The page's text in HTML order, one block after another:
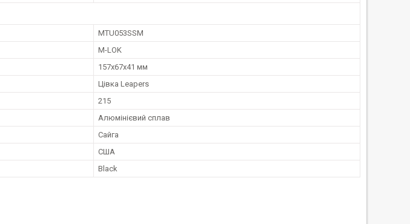
MTU053SSM
M-LOK
157x67x41 мм
Цівка Leapers
215
Алюмінієвий сплав
Сайга
США
Black